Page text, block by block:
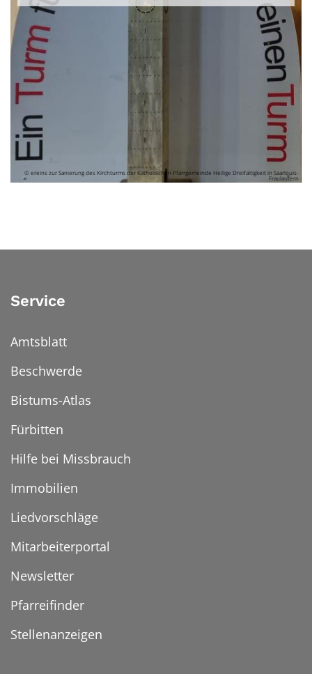
© ereins zur Sanierung des Kirchturms der Katholischen Pfarrgemeinde Heilige Dreifaltigkeit in Saarlouis-
Fraulautern
Service
Amtsblatt
Beschwerde
Bistums-Atlas
Fürbitten
Hilfe bei Missbrauch
Immobilien
Liedvorschläge
Mitarbeiterportal
Newsletter
Pfarreifinder
Stellenanzeigen